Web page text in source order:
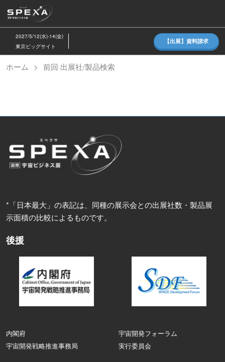
キ
ッ
し
て
2027/5/12(水)-14(金)
東京ビッグサイト
【出展】資料請求
ホーム 前回 出展社/製品検索
*「日本最大」の表記は、同種の展示会との出展社数・製品展
示面積の比較によるものです。
後援
内閣府
宇宙開発戦略推進事務局
宇宙開発フォーラム
実行委員会